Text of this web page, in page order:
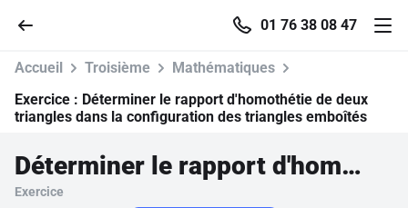
01 76 38 08 47
Parcourir
Accueil Troisième
Mathématiques
Exercice : Déterminer le rapport d'homothétie de deux
triangles dans la configuration des triangles emboîtés
Déterminer le rapport d'homothétie de deux triangles dans la configuration des triangles emboîtés
Exercice